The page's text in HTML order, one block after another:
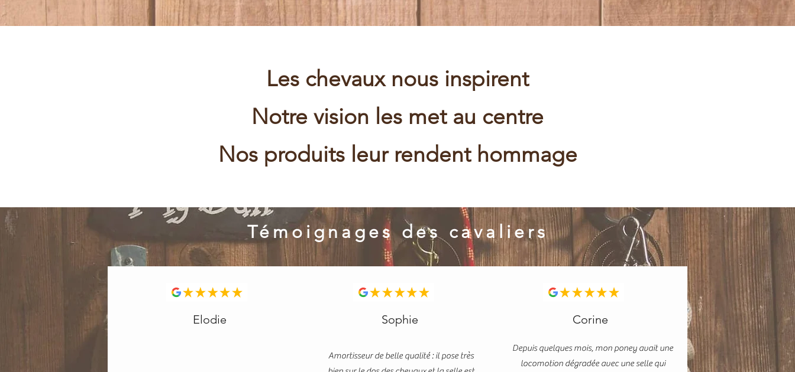
Les chevaux nous inspirent
Notre vision les met au centre
Nos produits leur rendent hommage
Témoignages des cavaliers
Elodie Sophie
Amortisseur de belle qualité : il pose très
Corine
Depuis quelques mois, mon poney avait une
locomotion dégradée avec une selle qui